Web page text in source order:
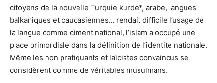
citoyens de la nouvelle Turquie kurde*, arabe, langues
balkaniques et caucasiennes… rendait difficile l’usage de
la langue comme ciment national, l’islam a occupé une
place primordiale dans la définition de l’identité nationale.
Même les non pratiquants et laïcistes convaincus se
considèrent comme de véritables musulmans.